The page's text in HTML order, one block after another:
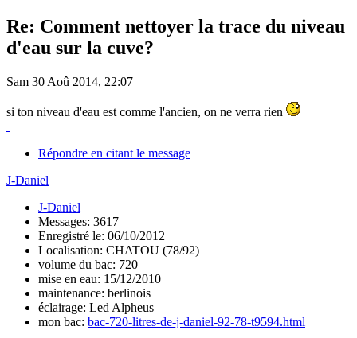
Re: Comment nettoyer la trace du niveau
d'eau sur la cuve?
Sam 30 Aoû 2014, 22:07
si ton niveau d'eau est comme l'ancien, on ne verra rien
Répondre en citant le message
J-Daniel
J-Daniel
Messages: 3617
Enregistré le: 06/10/2012
Localisation: CHATOU (78/92)
volume du bac: 720
mise en eau: 15/12/2010
maintenance: berlinois
éclairage: Led Alpheus
mon bac: bac-720-litres-de-j-daniel-92-78-t9594.html